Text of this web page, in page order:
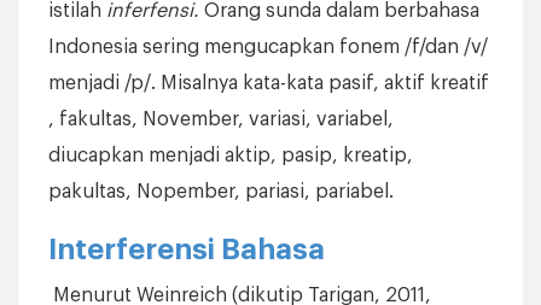
istilah inferfensi. Orang sunda dalam berbahasa
Indonesia sering mengucapkan fonem /f/dan /v/
menjadi /p/. Misalnya kata-kata pasif, aktif kreatif
, fakultas, November, variasi, variabel,
diucapkan menjadi aktip, pasip, kreatip,
pakultas, Nopember, pariasi, pariabel.
Interferensi Bahasa
Menurut Weinreich (dikutip Tarigan, 2011,